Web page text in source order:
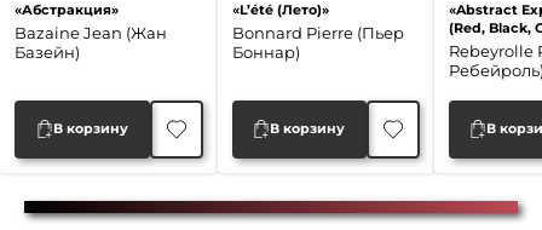
«Абстракция»
Bazaine Jean (Жан
Базейн)
В корзину
«L’été (Лето)»
Bonnard Pierre (Пьер
Боннар)
В корзину
«Abstract
(Red, Black,
Rebeyrolle
В